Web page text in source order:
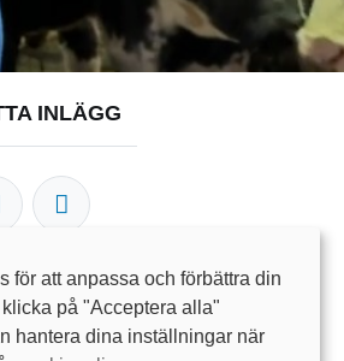
INLÄGG
för att anpassa och förbättra din
på "Acceptera alla"
hantera dina inställningar när